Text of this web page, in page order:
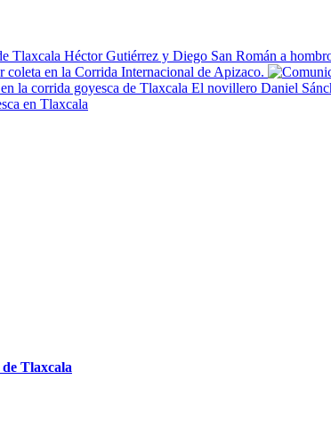
Héctor Gutiérrez y Diego San Román a
coleta en la Corrida Internacional de Apizaco.
El novillero Daniel
en Tlaxcala
Tlaxcala